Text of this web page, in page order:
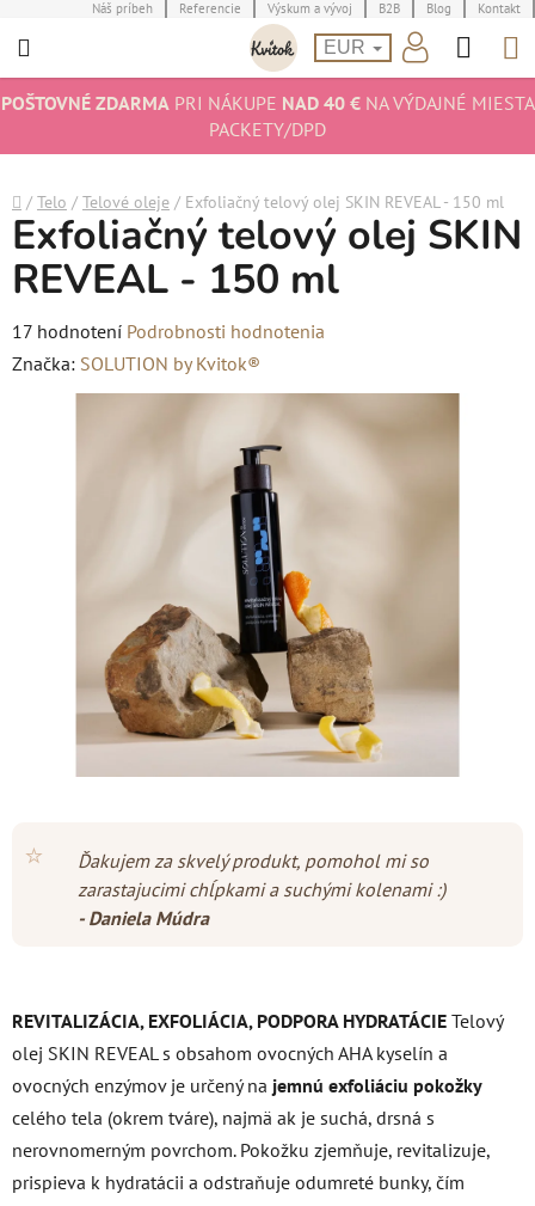
na
Náš príbeh Referencie Výskum a vývoj B2B Blog Kontakt
EUR
POŠTOVNÉ ZDARMAPRI NÁKUPE NAD 40 €NA VÝDAJNÉ MIESTA
PACKETY/DPD
Domov
/ Telo / Telové oleje / Exfoliačný telový olej SKIN REVEAL - 150 ml
⭐
Ďakujem za skvelý produkt, pomohol mi so
zarastajucimi chĺpkami a suchými kolenami :)
- Daniela Múdra
REVITALIZÁCIA, EXFOLIÁCIA, PODPORA HYDRATÁCIE Telový
olej SKIN REVEAL s obsahom ovocných AHA kyselín a
ovocných enzýmov je určený na jemnú exfoliáciu pokožky
celého tela (okrem tváre), najmä ak je suchá, drsná s
nerovnomerným povrchom. Pokožku zjemňuje, revitalizuje,
prispieva k hydratácii a odstraňuje odumreté bunky, čím
Exfoliačný telový olej SKIN
REVEAL - 150 ml
Priemerné
hodnotenie
produktu
17 hodnotení Podrobnosti hodnotenia
Značka: SOLUTION by Kvitok®